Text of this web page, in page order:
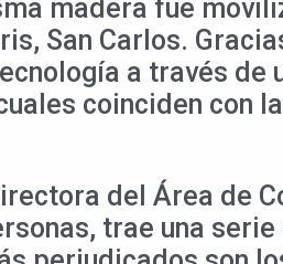
madera fue
San Carlos.
a través
coinciden con
del Área de
trae una